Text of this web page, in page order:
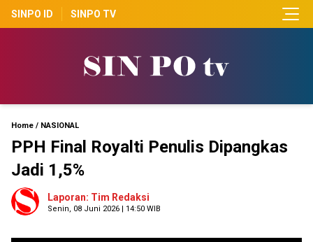
SINPO ID SINPO TV
Home / NASIONAL
PPH Final Royalti Penulis Dipangkas
Jadi 1,5%
Laporan: Tim Redaksi
Senin, 08 Juni 2026 | 14:50 WIB